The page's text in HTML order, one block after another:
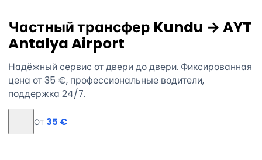
Частный трансфер Kundu → AYT
Antalya Airport
Надёжный сервис от двери до двери. Фиксированная
цена от 35 €, профессиональные водители,
поддержка 24/7.
От 35 €